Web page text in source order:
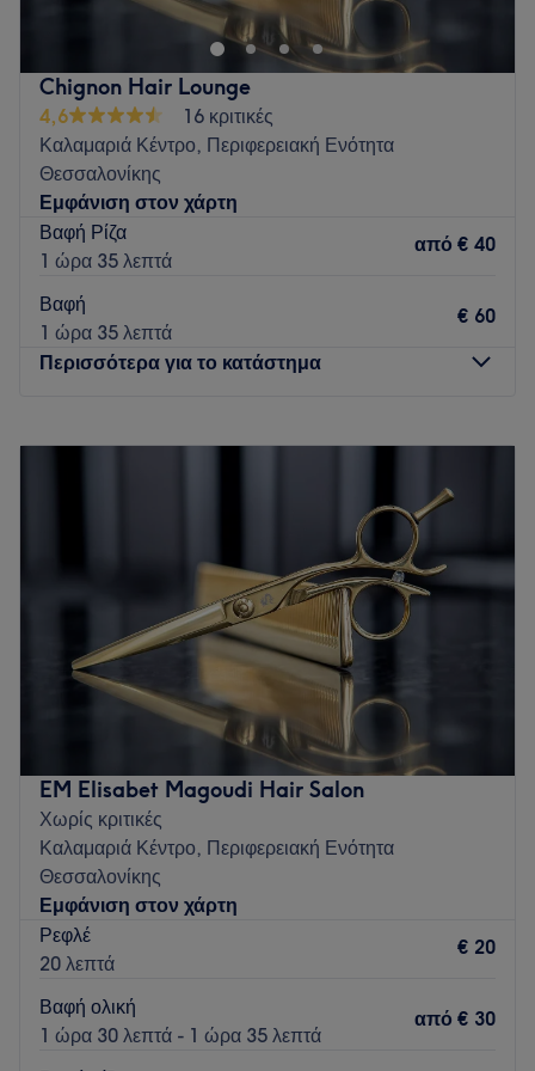
Go to venue
Chignon Hair Lounge
4,6
16 κριτικές
Καλαμαριά Κέντρο, Περιφερειακή Ενότητα
Θεσσαλονίκης
Εμφάνιση στον χάρτη
Βαφή Ρίζα
1 ώρα 35 λεπτά
από € 40
Βαφή
1 ώρα 35 λεπτά
€ 60
Περισσότερα για το κατάστημα
19:45
09:00–19:45
09:00 –19:45
09:00–15:15
Κυριακή
Κλειστό
Το Chignon Hair Loung βρίσκεται στην Καλαμαριά και
προσφέρει μια μεγάλη γκάμα υπηρεσιών ομορφιάς.
Go to venue
EM Elisabet Magoudi Hair Salon
Χωρίς κριτικές
Καλαμαριά Κέντρο, Περιφερειακή Ενότητα
Θεσσαλονίκης
Εμφάνιση στον χάρτη
Ρεφλέ
20 λεπτά
€ 20
Βαφή ολική
1 ώρα 30 λεπτά - 1 ώρα 35 λεπτά
από € 30